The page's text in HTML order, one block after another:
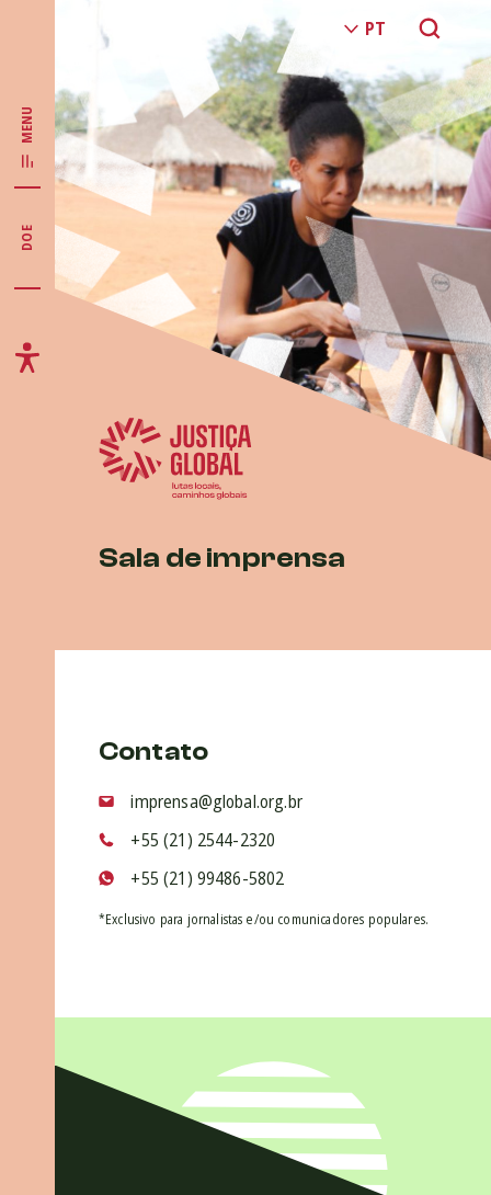
MENU
DOE
Sala de imprensa
Contato
imprensa@global.org.br
+55 (21) 2544-2320
+55 (21) 99486-5802
*Exclusivo para jornalistas e/ou comunicadores populares.